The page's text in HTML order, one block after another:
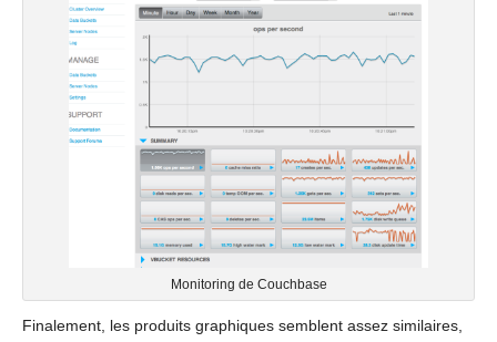
Monitoring de Couchbase
Finalement, les produits graphiques semblent assez similaires,